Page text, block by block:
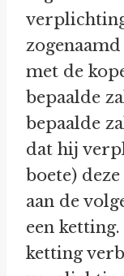
met de
bepaalde
bepaalde
dat hij
boete)
aan de
een
ketting